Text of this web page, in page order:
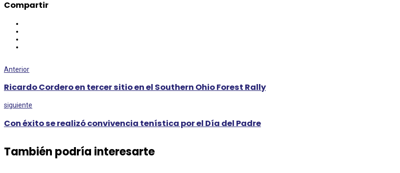
Compartir
Anterior
Ricardo Cordero en tercer sitio en el Southern Ohio Forest Rally
siguiente
Con éxito se realizó convivencia tenística por el Día del Padre
También podría interesarte